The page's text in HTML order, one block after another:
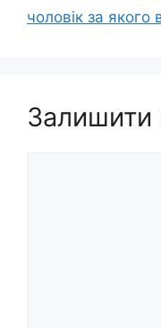
чоловік за
Залишити